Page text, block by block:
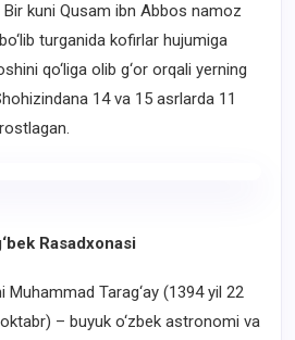
Bir kuni Qusam ibn Abbos namoz
turganida kofirlar hujumiga
qo‘liga olib g‘or orqali yerning
14 va 15 asrlarda 11
Rasadxonasi
Tarag‘ay (1394 yil 22
– buyuk o‘zbek astronomi va